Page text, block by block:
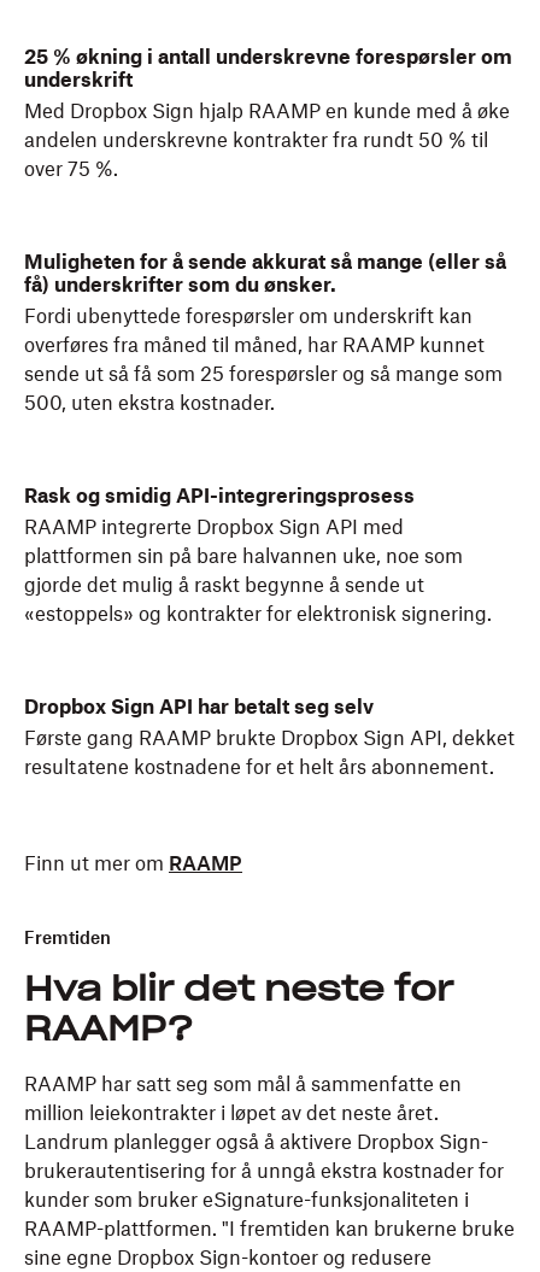
25 % økning i antall underskrevne forespørsler om
underskrift
Med Dropbox Sign hjalp RAAMP en kunde med å øke
andelen underskrevne kontrakter fra rundt 50 % til
over 75 %.
Muligheten for å sende akkurat så mange (eller så
få) underskrifter som du ønsker.
Fordi ubenyttede forespørsler om underskrift kan
overføres fra måned til måned, har RAAMP kunnet
sende ut så få som 25 forespørsler og så mange som
500, uten ekstra kostnader.
Rask og smidig API-integreringsprosess
RAAMP integrerte Dropbox Sign API med
plattformen sin på bare halvannen uke, noe som
gjorde det mulig å raskt begynne å sende ut
«estoppels» og kontrakter for elektronisk signering.
Dropbox Sign API har betalt seg selv
Første gang RAAMP brukte Dropbox Sign API, dekket
resultatene kostnadene for et helt års abonnement.
Finn ut mer om RAAMP
Fremtiden
Hva blir det neste for
RAAMP?
RAAMP har satt seg som mål å sammenfatte en
million leiekontrakter i løpet av det neste året.
Landrum planlegger også å aktivere Dropbox Sign-
brukerautentisering for å unngå ekstra kostnader for
kunder som bruker eSignature-funksjonaliteten i
RAAMP-plattformen. "I fremtiden kan brukerne bruke
sine egne Dropbox Sign-kontoer og redusere